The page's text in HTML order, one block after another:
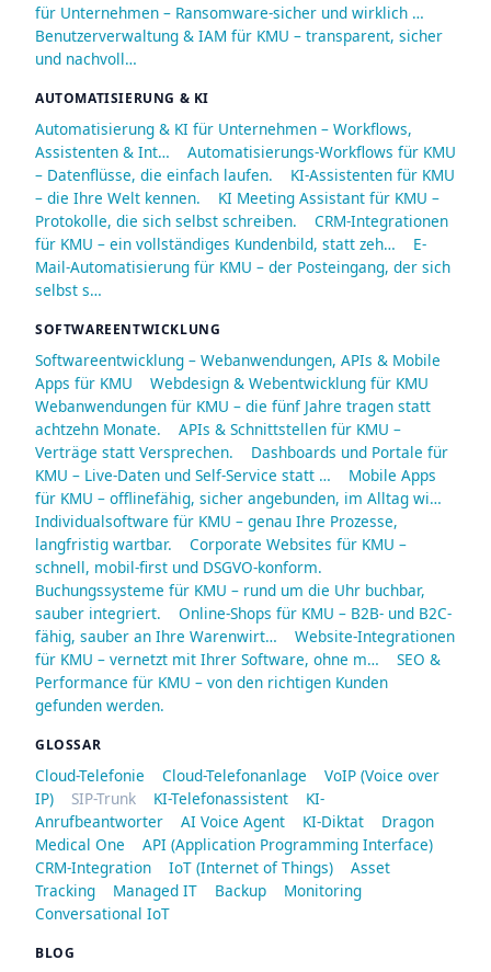
für Unternehmen – Ransomware-sicher und wirklich …
Benutzerverwaltung & IAM für KMU – transparent, sicher
und nachvoll…
AUTOMATISIERUNG & KI
Automatisierung & KI für Unternehmen – Workflows,
Assistenten & Int…
Automatisierungs-Workflows für KMU
– Datenflüsse, die einfach laufen.
KI-Assistenten für KMU
– die Ihre Welt kennen.
KI Meeting Assistant für KMU –
Protokolle, die sich selbst schreiben.
CRM-Integrationen
für KMU – ein vollständiges Kundenbild, statt zeh…
E-
Mail-Automatisierung für KMU – der Posteingang, der sich
selbst s…
SOFTWAREENTWICKLUNG
Softwareentwicklung – Webanwendungen, APIs & Mobile
Apps für KMU
Webdesign & Webentwicklung für KMU
Webanwendungen für KMU – die fünf Jahre tragen statt
achtzehn Monate.
APIs & Schnittstellen für KMU –
Verträge statt Versprechen.
Dashboards und Portale für
KMU – Live-Daten und Self-Service statt …
Mobile Apps
für KMU – offlinefähig, sicher angebunden, im Alltag wi…
Individualsoftware für KMU – genau Ihre Prozesse,
langfristig wartbar.
Corporate Websites für KMU –
schnell, mobil-first und DSGVO-konform.
Buchungssysteme für KMU – rund um die Uhr buchbar,
sauber integriert.
Online-Shops für KMU – B2B- und B2C-
fähig, sauber an Ihre Warenwirt…
Website-Integrationen
für KMU – vernetzt mit Ihrer Software, ohne m…
SEO &
Performance für KMU – von den richtigen Kunden
gefunden werden.
GLOSSAR
Cloud-Telefonie Cloud-Telefonanlage
VoIP (Voice over
IP)
SIP-Trunk KI-Telefonassistent
KI-
Anrufbeantworter
AI Voice Agent KI-Diktat
Dragon
Medical One
API (Application Programming Interface)
CRM-Integration
IoT (Internet of Things)
Asset
Tracking
Managed IT Backup
Monitoring
Conversational IoT
BLOG